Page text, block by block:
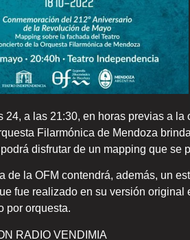
24, a las 21:30, en horas previas a
Filarmónica de Mendoza
disfrutar de un mapping que se
de la OFM contendrá, además, un
fue realizado en su versión
por orquesta.
RADIO VENDIMIA